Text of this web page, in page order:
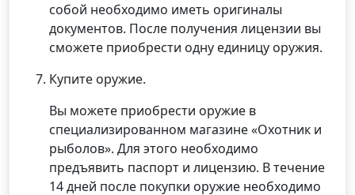
собой необходимо иметь оригиналы
документов. После получения лицензии вы
сможете приобрести одну единицу оружия.
Купите оружие.
Вы можете приобрести оружие в
специализированном магазине «Охотник и
рыболов». Для этого необходимо
предъявить паспорт и лицензию. В течение
14 дней после покупки оружие необходимо